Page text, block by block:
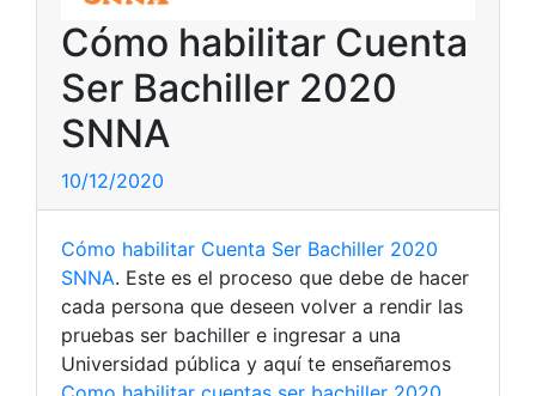
Cómo habilitar Cuenta
Ser Bachiller 2020
SNNA
10/12/2020
Cómo habilitar Cuenta Ser Bachiller 2020
SNNA. Este es el proceso que debe de hacer
cada persona que deseen volver a rendir las
pruebas ser bachiller e ingresar a una
Universidad pública y aquí te enseñaremos